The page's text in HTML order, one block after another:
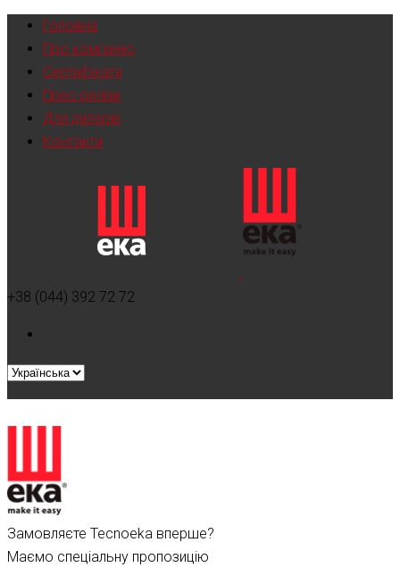
Головна
Про компанію
Сертифікати
Прес-релізи
Для дилерів
Контакти
+38 (044) 392 72 72
Замовляєте Tecnoeka вперше?
Маємо спеціальну пропозицію